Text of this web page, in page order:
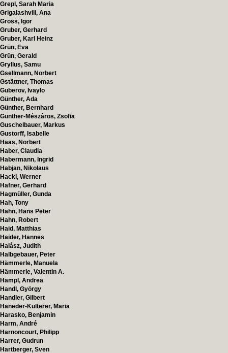
Grepl, Sarah Maria
Grigalashvili, Ana
Gross, Igor
Gruber, Gerhard
Gruber, Karl Heinz
Grün, Eva
Grün, Gerald
Gryllus, Samu
Gsellmann, Norbert
Gstättner, Thomas
Guberov, Ivaylo
Günther, Ada
Günther, Bernhard
Günther-Mészáros, Zsofia
Guschelbauer, Markus
Gustorff, Isabelle
Haas, Norbert
Haber, Claudia
Habermann, Ingrid
Habjan, Nikolaus
Hackl, Werner
Hafner, Gerhard
Hagmüller, Gunda
Hah, Tony
Hahn, Hans Peter
Hahn, Robert
Haid, Matthias
Haider, Hannes
Halász, Judith
Halbgebauer, Peter
Hämmerle, Manuela
Hämmerle, Valentin A.
Hampl, Andrea
Handl, György
Handler, Gilbert
Haneder-Kulterer, Maria
Harasko, Benjamin
Harm, André
Harnoncourt, Philipp
Harrer, Gudrun
Hartberger, Sven